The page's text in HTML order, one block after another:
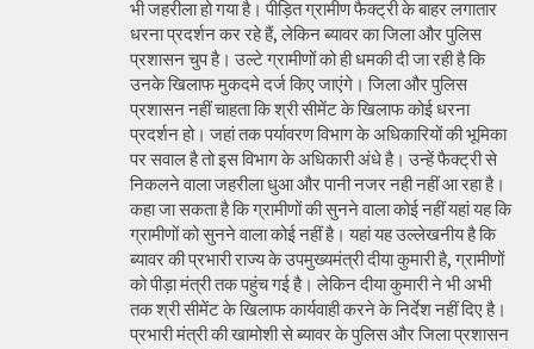
भी जहरीला हो गया है। पीड़ित ग्रामीण फैक्ट्री के बाहर लगातार
धरना प्रदर्शन कर रहे हैं, लेकिन ब्यावर का जिला और पुलिस
प्रशासन चुप है। उल्टे ग्रामीणों को ही धमकी दी जा रही है कि
उनके खिलाफ मुकदमे दर्ज किए जाएंगे। जिला और पुलिस
प्रशासन नहीं चाहता कि श्री सीमेंट के खिलाफ कोई धरना
प्रदर्शन हो। जहां तक पर्यावरण विभाग के अधिकारियों की भूमिका
पर सवाल है तो इस विभाग के अधिकारी अंधे है। उन्हें फैक्ट्री से
निकलने वाला जहरीला धुआ और पानी नजर नही नहीं आ रहा है।
कहा जा सकता है कि ग्रामीणों की सुनने वाला कोई नहीं यहां यह कि
ग्रामीणों को सुनने वाला कोई नहीं है। यहां यह उल्लेखनीय है कि
ब्यावर की प्रभारी राज्य के उपमुख्यमंत्री दीया कुमारी है, ग्रामीणों
को पीड़ा मंत्री तक पहुंच गई है। लेकिन दीया कुमारी ने भी अभी
तक श्री सीमेंट के खिलाफ कार्यवाही करने के निर्देश नहीं दिए है।
प्रभारी मंत्री की खामोशी से ब्यावर के पुलिस और जिला प्रशासन